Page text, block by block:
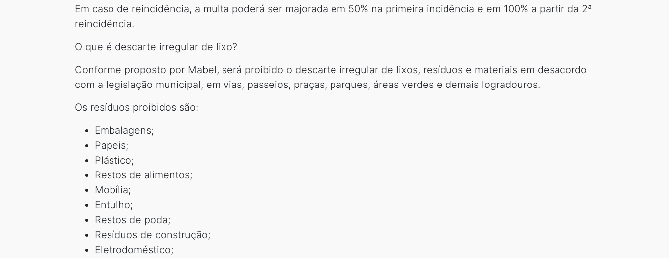
Em caso de reincidência, a multa poderá ser majorada em 50% na primeira incidência e em 100% a partir da 2ª
reincidência.
O que é descarte irregular de lixo?
Conforme proposto por Mabel, será proibido o descarte irregular de lixos, resíduos e materiais em desacordo
com a legislação municipal, em vias, passeios, praças, parques, áreas verdes e demais logradouros.
Os resíduos proibidos são:
Embalagens;
Papeis;
Plástico;
Restos de alimentos;
Mobília;
Entulho;
Restos de poda;
Resíduos de construção;
Eletrodoméstico;